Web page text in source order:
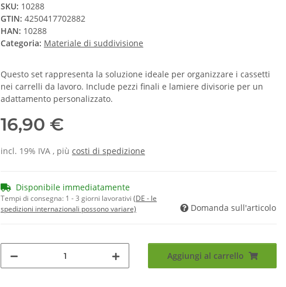
SKU: 10288
GTIN: 4250417702882
HAN: 10288
Categoria: Materiale di suddivisione
Questo set rappresenta la soluzione ideale per organizzare i cassetti
nei carrelli da lavoro. Include pezzi finali e lamiere divisorie per un
adattamento personalizzato.
16,90 €
incl. 19% IVA , più costi di spedizione
Disponibile immediatamente
Tempi di consegna: 1 - 3 giorni lavorativi (DE - le
spedizioni internazionali possono variare)
Domanda sull'articolo
Aggiungi al carrello